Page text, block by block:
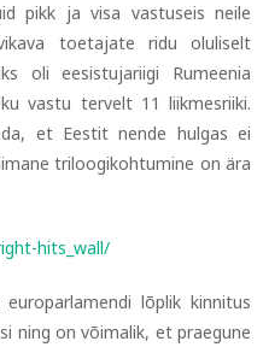
pikk ja visa vastuseis neile
toetajate ridu oluliselt
oli eesistujariigi Rumeenia
vastu tervelt 11 liikmesriiki.
et Eestit nende hulgas ei
triloogikohtumine on ära
hits_wall/
lõplik kinnitus
ning on võimalik, et praegune